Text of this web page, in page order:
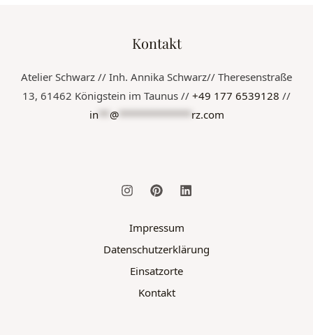
Kontakt
Atelier Schwarz // Inh. Annika Schwarz// Theresenstraße
13, 61462 Königstein im Taunus // +49 177 6539128 //
in ** @************* rz.com
Impressum
Datenschutzerklärung
Einsatzorte
Kontakt